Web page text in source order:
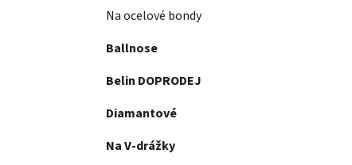
Na ocelové bondy
Ballnose
Belin DOPRODEJ
Diamantové
Na V-drážky